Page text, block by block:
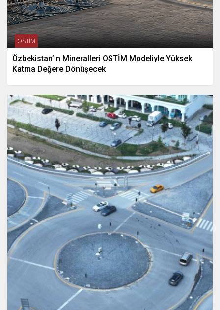
OSTİM
Özbekistan’ın Mineralleri OSTİM Modeliyle Yüksek
Katma Değere Dönüşecek